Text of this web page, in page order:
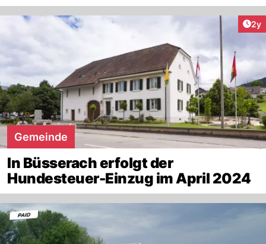
2y
Gemeinde
In Büsserach erfolgt der
Hundesteuer-Einzug im April 2024